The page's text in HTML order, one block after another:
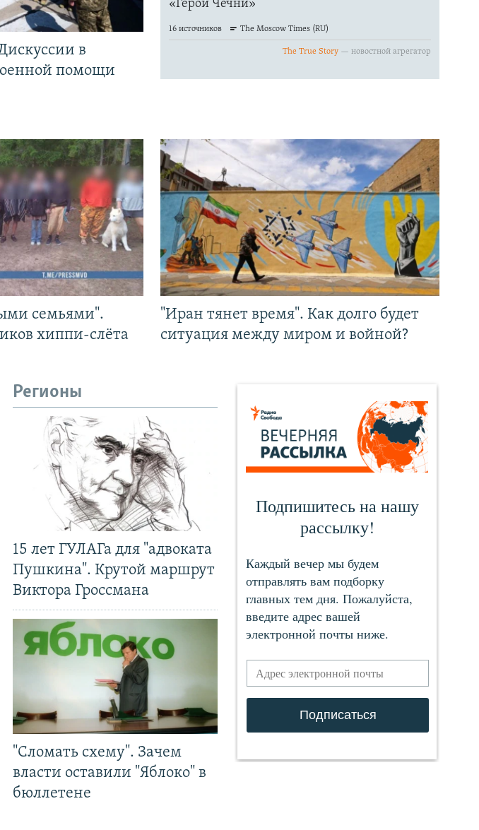
в
помощи
семьями".
хиппи-слёта
"Иран тянет время". Как долго будет
ситуация между миром и войной?
Регионы
15 лет ГУЛАГа для "адвоката
Пушкина". Крутой маршрут
Виктора Гроссмана
"Сломать схему". Зачем
власти оставили "Яблоко" в
бюллетене